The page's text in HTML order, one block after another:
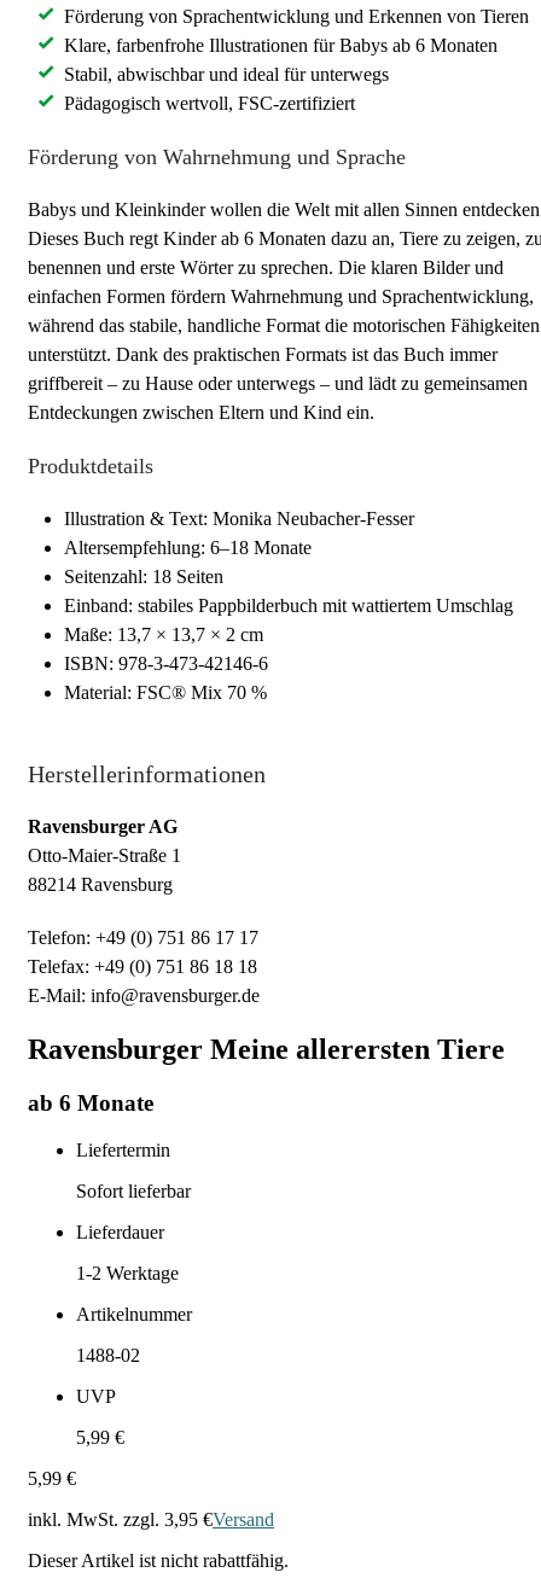
Förderung von Sprachentwicklung und Erkennen von Tieren
Klare, farbenfrohe Illustrationen für Babys ab 6 Monaten
Stabil, abwischbar und ideal für unterwegs
Pädagogisch wertvoll, FSC-zertifiziert
Förderung von Wahrnehmung und Sprache
Babys und Kleinkinder wollen die Welt mit allen Sinnen
Dieses Buch regt Kinder ab 6 Monaten dazu an, Tiere zu zeigen,
benennen und erste Wörter zu sprechen. Die klaren Bilder und
einfachen Formen fördern Wahrnehmung und Sprachentwicklung,
während das stabile, handliche Format die motorischen Fähigkeiten
unterstützt. Dank des praktischen Formats ist das Buch immer
griffbereit – zu Hause oder unterwegs – und lädt zu gemeinsamen
Entdeckungen zwischen Eltern und Kind ein.
Produktdetails
Illustration & Text: Monika Neubacher-Fesser
Altersempfehlung: 6–18 Monate
Seitenzahl: 18 Seiten
Einband: stabiles Pappbilderbuch mit wattiertem Umschlag
Maße: 13,7 × 13,7 × 2 cm
ISBN: 978-3-473-42146-6
Material: FSC® Mix 70 %
Herstellerinformationen
Ravensburger AG
Otto-Maier-Straße 1
88214 Ravensburg
Telefon: +49 (0) 751 86 17 17
Telefax: +49 (0) 751 86 18 18
E-Mail: info@ravensburger.de
Ravensburger Meine allerersten Tiere
ab 6 Monate
Liefertermin
Sofort lieferbar
Lieferdauer
1-2 Werktage
Artikelnummer
1488-02
UVP
5,99 €
5,99 €
inkl. MwSt. zzgl. 3,95 €Versand
Dieser Artikel ist nicht rabattfähig.